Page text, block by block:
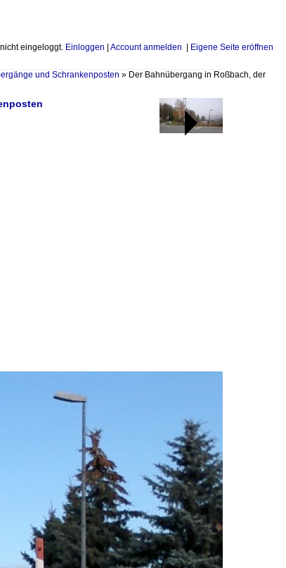
eingeloggt. Einloggen Account anmelden Eigene Seite eröffnen
und Schrankenposten » Der Bahnübergang in Roßbach, der